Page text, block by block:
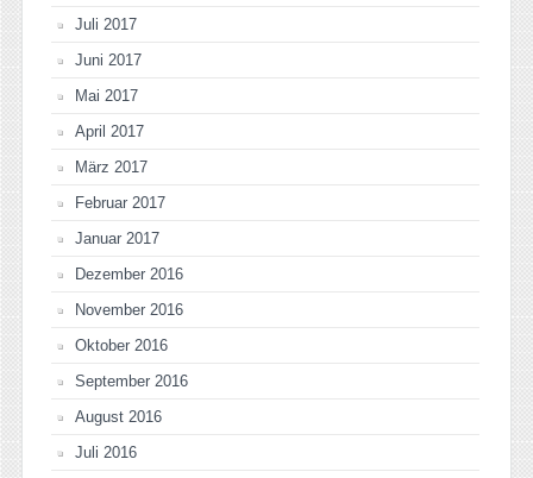
Juli 2017
Juni 2017
Mai 2017
April 2017
März 2017
Februar 2017
Januar 2017
Dezember 2016
November 2016
Oktober 2016
September 2016
August 2016
Juli 2016